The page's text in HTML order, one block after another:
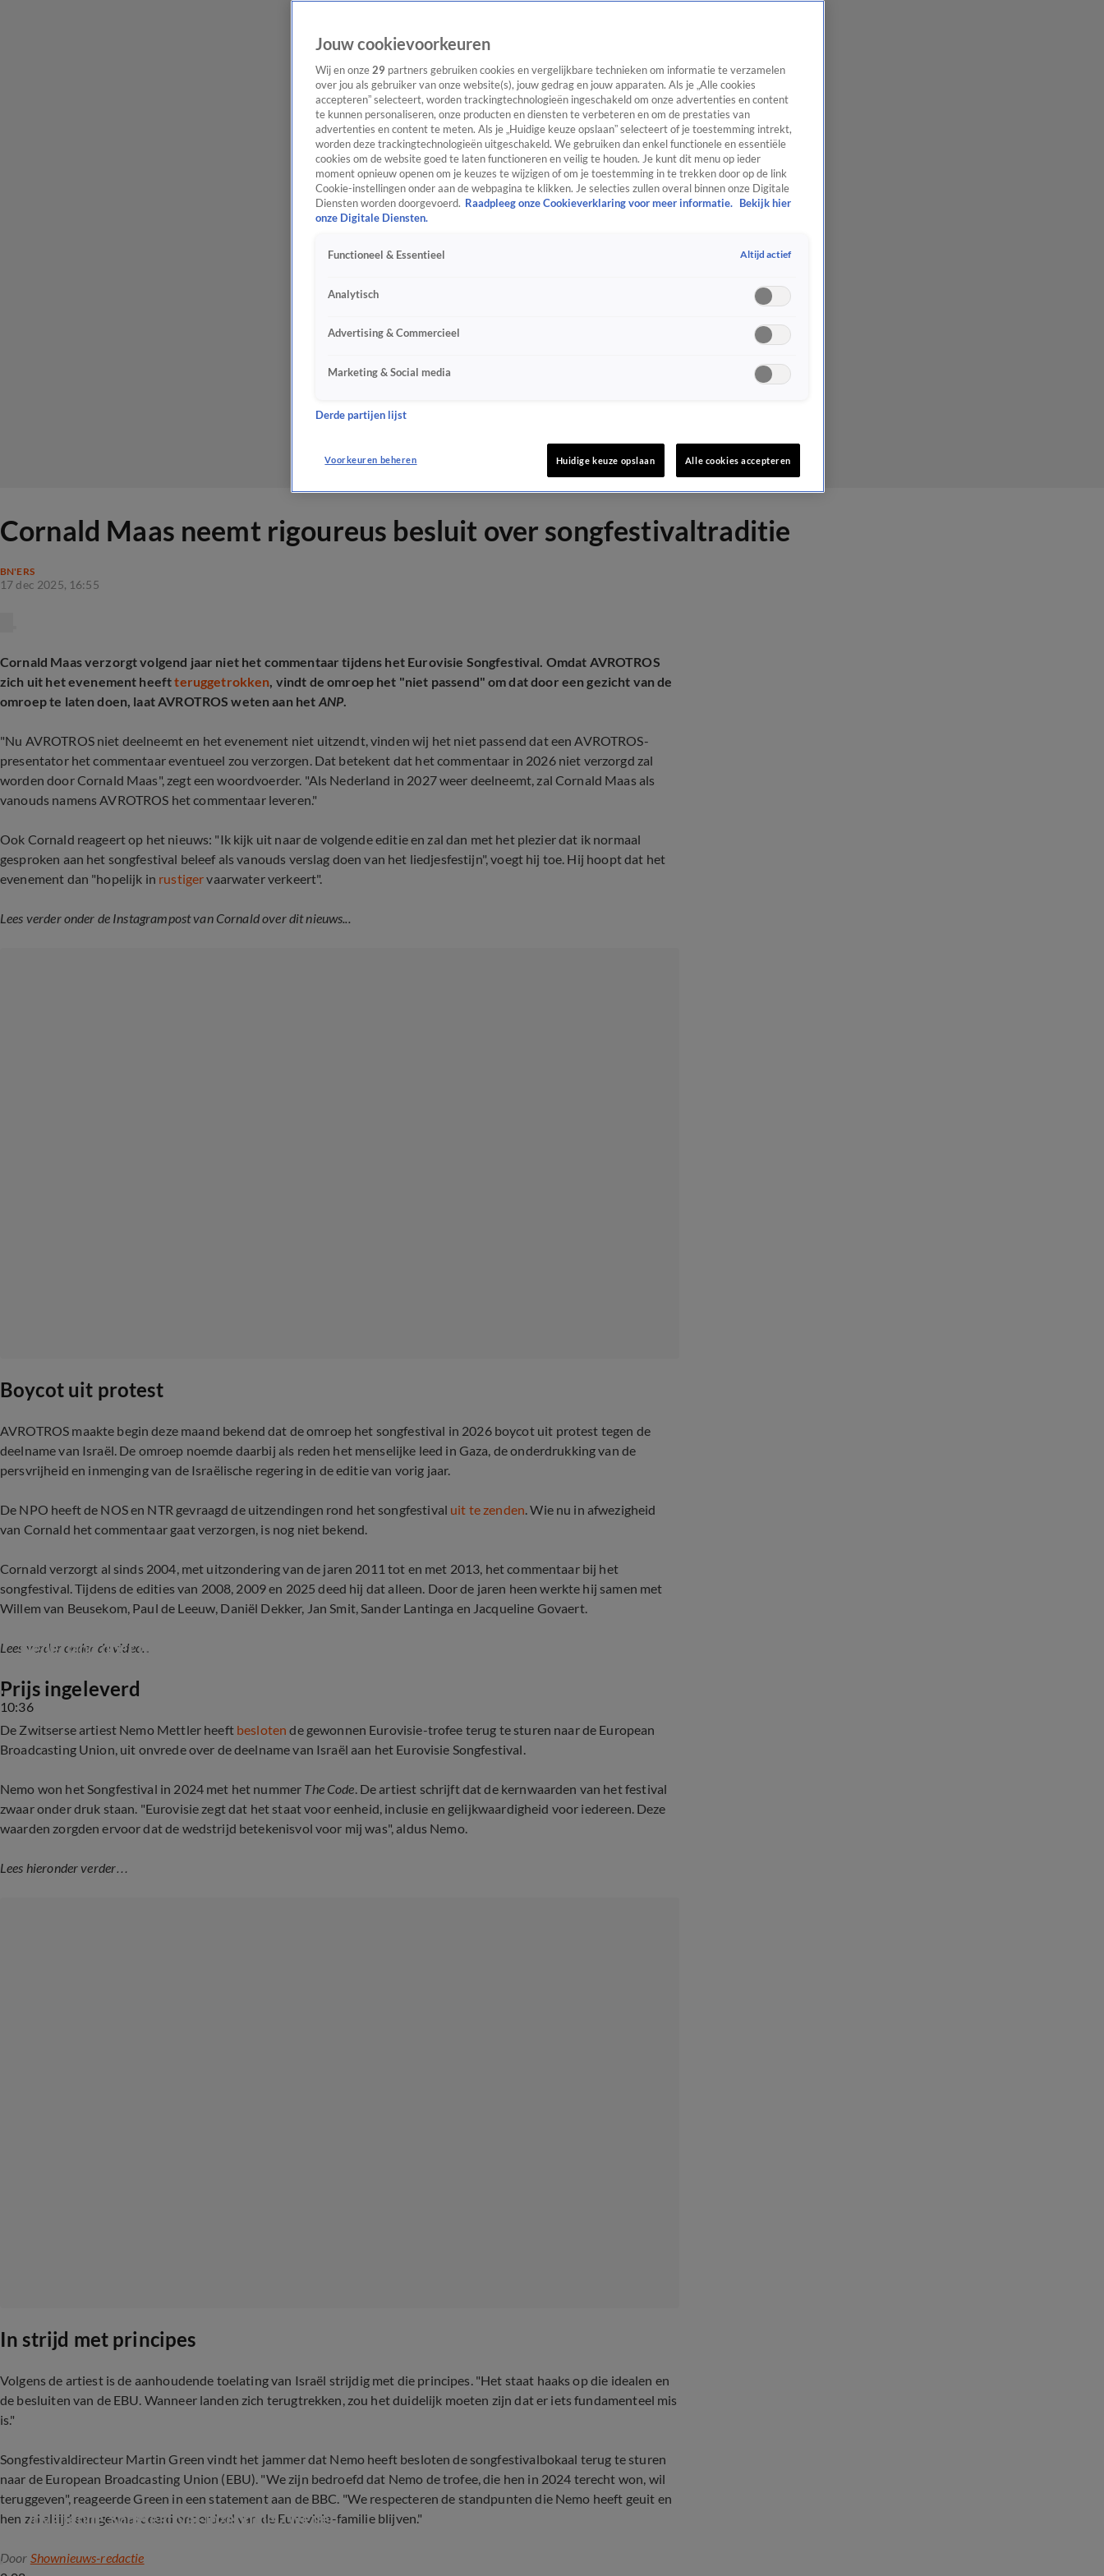
Cornald Maas neemt rigoureus besluit over songfestivaltraditie
BN'ERS
17 dec 2025, 16:55
Cornald Maas verzorgt volgend jaar niet het commentaar tijdens het Eurovisie Songfestival. Omdat AVROTROS
zich uit het evenement heeftteruggetrokken, vindt de omroep het "niet passend" om dat door een gezicht van de
omroep te laten doen, laat AVROTROS weten aan het ANP.
"Nu AVROTROS niet deelneemt en het evenement niet uitzendt, vinden wij het niet passend dat een AVROTROS-
presentator het commentaar eventueel zou verzorgen. Dat betekent dat het commentaar in 2026 niet verzorgd zal
worden door Cornald Maas", zegt een woordvoerder. "Als Nederland in 2027 weer deelneemt, zal Cornald Maas als
vanouds namens AVROTROS het commentaar leveren."
Ook Cornald reageert op het nieuws: "Ik kijk uit naar de volgende editie en zal dan met het plezier dat ik normaal
gesproken aan het songfestival beleef als vanouds verslag doen van het liedjesfestijn", voegt hij toe. Hij hoopt dat het
evenement dan "hopelijk in rustigervaarwater verkeert".
Lees verder onder de Instagrampost van Cornald over dit nieuws...
Boycot uit protest
AVROTROS maakte begin deze maand bekend dat de omroep het songfestival in 2026 boycot uit protest tegen de
deelname van Israël. De omroep noemde daarbij als reden het menselijke leed in Gaza, de onderdrukking van de
persvrijheid en inmenging van de Israëlische regering in de editie van vorig jaar.
De NPO heeft de NOS en NTR gevraagd de uitzendingen rond het songfestival uit te zenden. Wie nu in afwezigheid
van Cornald het commentaar gaat verzorgen, is nog niet bekend.
Cornald verzorgt al sinds 2004, met uitzondering van de jaren 2011 tot en met 2013, het commentaar bij het
songfestival. Tijdens de edities van 2008, 2009 en 2025 deed hij dat alleen. Door de jaren heen werkte hij samen met
Willem van Beusekom, Paul de Leeuw, Daniël Dekker, Jan Smit, Sander Lantinga en Jacqueline Govaert.
Lees verder onder de video...
10:36
Nederland doet niet mee aan Eurovisie Songfestival 2026
Prijs ingeleverd
De Zwitserse artiest Nemo Mettler heeft beslotende gewonnen Eurovisie-trofee terug te sturen naar de European
Broadcasting Union, uit onvrede over de deelname van Israël aan het Eurovisie Songfestival.
Nemo won het Songfestival in 2024 met het nummer The Code. De artiest schrijft dat de kernwaarden van het festival
zwaar onder druk staan. "Eurovisie zegt dat het staat voor eenheid, inclusie en gelijkwaardigheid voor iedereen. Deze
waarden zorgden ervoor dat de wedstrijd betekenisvol voor mij was", aldus Nemo.
Lees hieronder verder…
In strijd met principes
Volgens de artiest is de aanhoudende toelating van Israël strijdig met die principes. "Het staat haaks op die idealen en
de besluiten van de EBU. Wanneer landen zich terugtrekken, zou het duidelijk moeten zijn dat er iets fundamenteel mis
is."
Songfestivaldirecteur Martin Green vindt het jammer dat Nemo heeft besloten de songfestivalbokaal terug te sturen
naar de European Broadcasting Union (EBU). "We zijn bedroefd dat Nemo de trofee, die hen in 2024 terecht won, wil
teruggeven", reageerde Green in een statement aan de BBC. "We respecteren de standpunten die Nemo heeft geuit en
hen zal altijd een gewaardeerd onderdeel van de Eurovisie-familie blijven."
Opvallende Songfestival-inzending Zweden
Door Shownieuws-redactie
Jouw cookievoorkeuren
Wij en onze 29 partners gebruiken cookies en vergelijkbare technieken om informatie te verzamelen
over jou als gebruiker van onze website(s), jouw gedrag en jouw apparaten. Als je „Alle cookies
accepteren” selecteert, worden trackingtechnologieën ingeschakeld om onze advertenties en content
te kunnen personaliseren, onze producten en diensten te verbeteren en om de prestaties van
advertenties en content te meten. Als je „Huidige keuze opslaan” selecteert of je toestemming intrekt,
worden deze trackingtechnologieën uitgeschakeld. We gebruiken dan enkel functionele en essentiële
cookies om de website goed te laten functioneren en veilig te houden. Je kunt dit menu op ieder
moment opnieuw openen om je keuzes te wijzigen of om je toestemming in te trekken door op de link
Cookie-instellingen onder aan de webpagina te klikken. Je selecties zullen overal binnen onze Digitale
Diensten worden doorgevoerd. Raadpleeg onze Cookieverklaring voor meer informatie.
Bekijk hier
onze Digitale Diensten.
Functioneel & Essentieel Altijd actief
Analytisch
Advertising & Commercieel
Marketing & Social media
Derde partijen lijst
Voorkeuren beheren Huidige keuze opslaan Alle cookies accepteren